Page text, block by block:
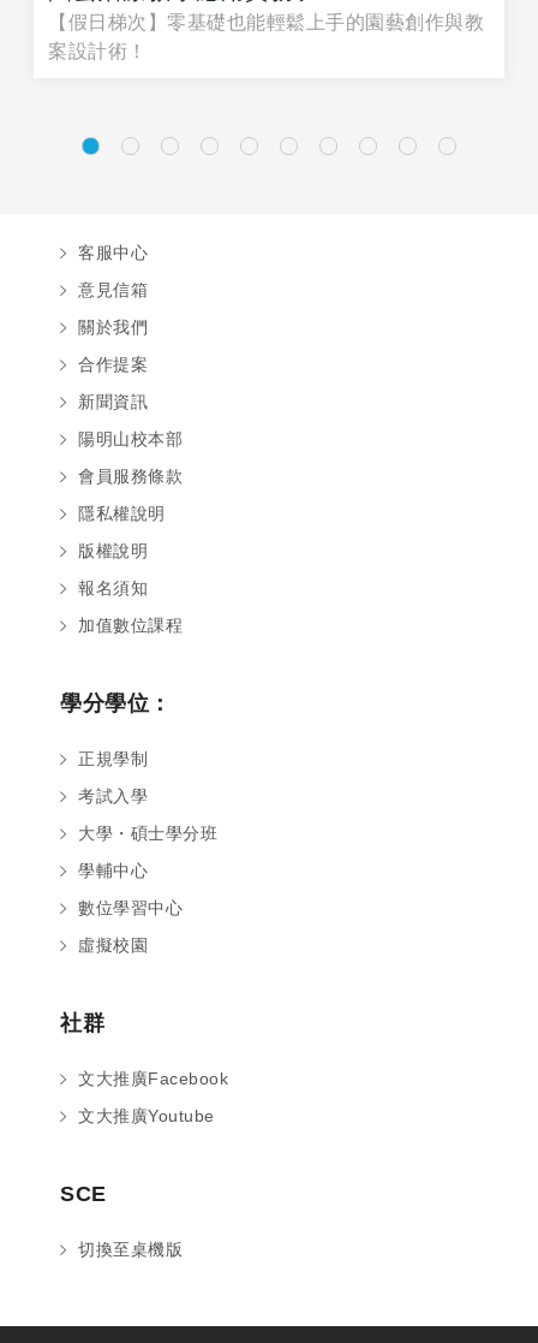
【假日梯次】零基礎也能輕鬆上手的園藝創作與教
案設計術！
客服中心
意見信箱
關於我們
合作提案
新聞資訊
陽明山校本部
會員服務條款
隱私權說明
版權說明
報名須知
加值數位課程
學分學位：
正規學制
考試入學
大學・碩士學分班
學輔中心
數位學習中心
虛擬校園
社群
文大推廣Facebook
文大推廣Youtube
SCE
切換至桌機版